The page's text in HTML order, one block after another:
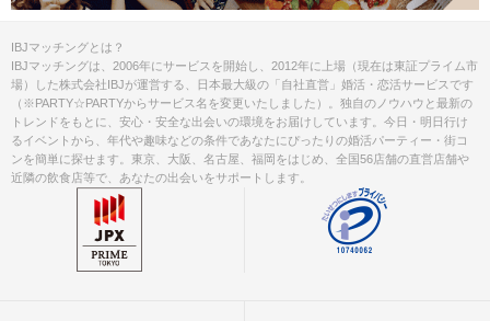
IBJマッチングとは？
IBJマッチングは、2006年にサービスを開始し、2012年に上場（現在は東証プライム市
場）した株式会社IBJが運営する、日本最大級の「自社直営」婚活・恋活サービスです
（※PARTY☆PARTYからサービス名を変更いたしました）。独自のノウハウと最新の
トレンドをもとに、安心・安全な出会いの環境をお届けしています。今日・明日行け
るイベントから、年代や趣味などの条件であなたにぴったりの婚活パーティー・街コ
ンを簡単に探せます。東京、大阪、名古屋、福岡をはじめ、全国56店舗の直営店舗や
近隣の飲食店等で、あなたの出会いをサポートします。